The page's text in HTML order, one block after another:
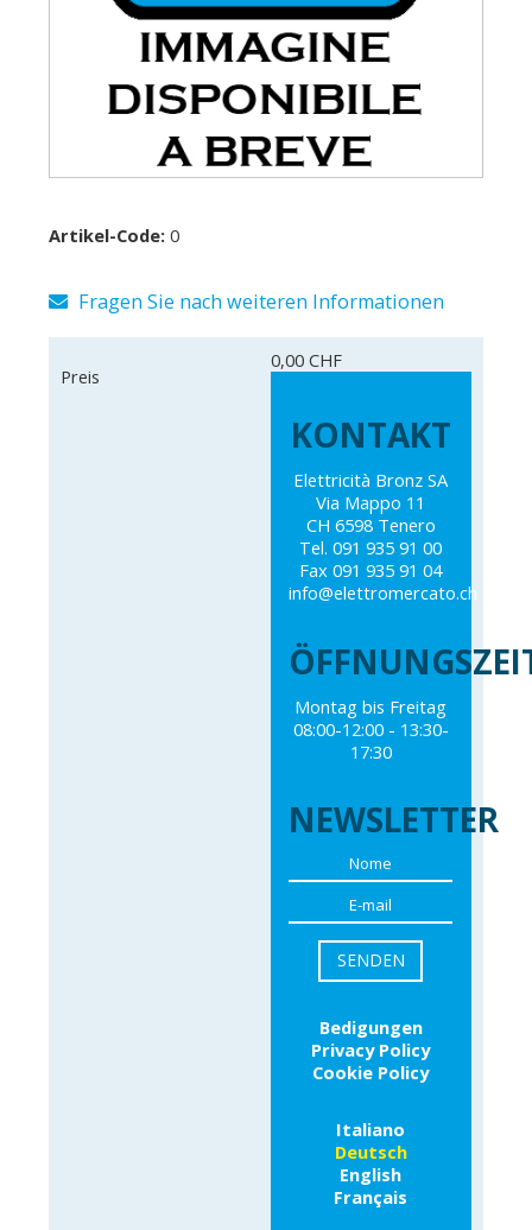
Artikel-Code: 0
Fragen Sie nach weiteren Informationen
Preis
0,00 CHF
KONTAKT
Elettricità Bronz SA
Via Mappo 11
CH 6598 Tenero
Tel. 091 935 91 00
Fax 091 935 91 04
info@elettromercato.ch
Montag bis Freitag
08:00-12:00 - 13:30-
17:30
NEWSLETTER
Bedigungen
Privacy Policy
Cookie Policy
Italiano
Deutsch
English
Français